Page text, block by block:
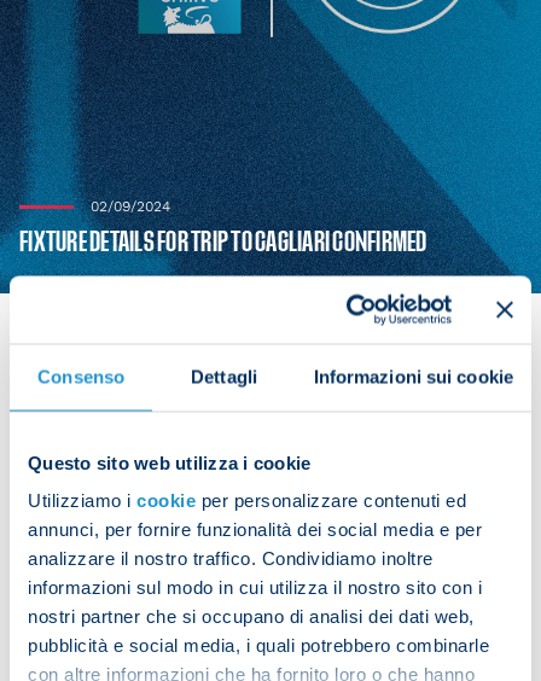
Consenso Dettagli Informazioni sui cookie
Questo sito web utilizza i cookie
Utilizziamo i cookie per personalizzare contenuti ed
annunci, per fornire funzionalità dei social media e per
analizzare il nostro traffico. Condividiamo inoltre
informazioni sul modo in cui utilizza il nostro sito con i
nostri partner che si occupano di analisi dei dati web,
pubblicità e social media, i quali potrebbero combinarle
con altre informazioni che ha fornito loro o che hanno
02/09/2024
FIXTURE DETAILS FOR TRIP TO CAGLIARI CONFIRMED
The Lega Serie A has confirmed the times and
break.
Our trip to Cagliari will take place at 18:00 CEST on
Sunday 15 September.
Share the article with your friends and support the